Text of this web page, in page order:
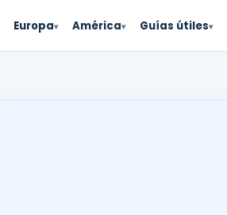
Europa▾ América▾ Guías útiles▾